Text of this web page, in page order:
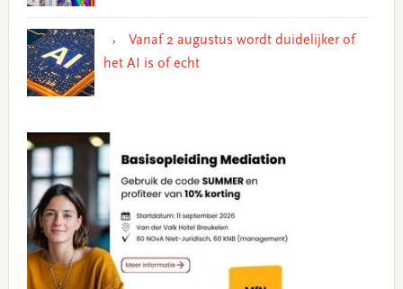
Vanaf 2 augustus wordt duidelijker of
het AI is of echt